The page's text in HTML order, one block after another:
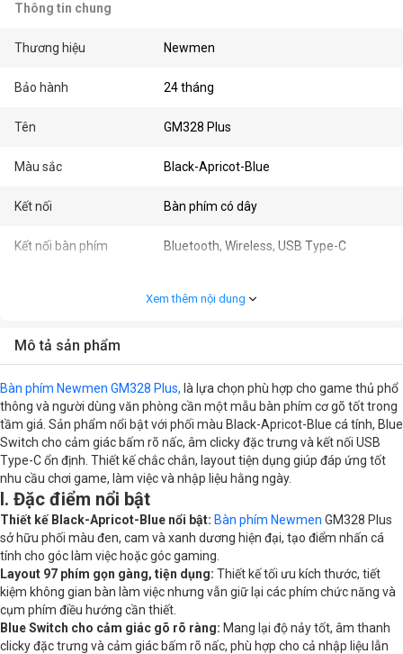
Thông tin chung
Thương hiệu Newmen
Bảo hành 24 tháng
Tên GM328 Plus
Màu sắc Black-Apricot-Blue
Kết nối Bàn phím có dây
Kết nối bàn phím Bluetooth, Wireless, USB Type-C
Nhu cầu Gaming
Cấu hình chi tiết
Đèn RGB
Kiểu switch Blue Switch
Phím chức năng Có
Xem thêm nội dung
Mô tả sản phẩm
Bàn phím Newmen GM328 Plus, là lựa chọn phù hợp cho game thủ phổ
thông và người dùng văn phòng cần một mẫu bàn phím cơ gõ tốt trong
tầm giá. Sản phẩm nổi bật với phối màu Black-Apricot-Blue cá tính, Blue
Switch cho cảm giác bấm rõ nấc, âm clicky đặc trưng và kết nối USB
Type-C ổn định. Thiết kế chắc chắn, layout tiện dụng giúp đáp ứng tốt
nhu cầu chơi game, làm việc và nhập liệu hằng ngày.
I. Đặc điểm nổi bật
Thiết kế Black-Apricot-Blue nổi bật: Bàn phím Newmen GM328 Plus
sở hữu phối màu đen, cam và xanh dương hiện đại, tạo điểm nhấn cá
tính cho góc làm việc hoặc góc gaming.
Layout 97 phím gọn gàng, tiện dụng: Thiết kế tối ưu kích thước, tiết
kiệm không gian bàn làm việc nhưng vẫn giữ lại các phím chức năng và
cụm phím điều hướng cần thiết.
Blue Switch cho cảm giác gõ rõ ràng: Mang lại độ nảy tốt, âm thanh
clicky đặc trưng và cảm giác bấm rõ nấc, phù hợp cho cả nhập liệu lẫn